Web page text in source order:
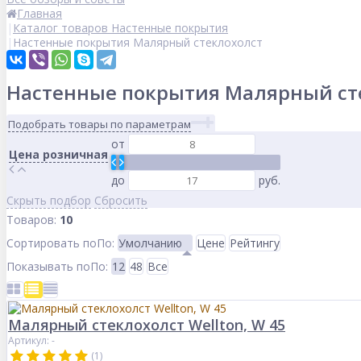
Главная
Каталог товаров Настенные покрытия
Настенные покрытия Малярный стеклохолст
Настенные покрытия Малярный
Подобрать товары по параметрам
Цена розничная
от
до
руб.
Скрыть подбор Сбросить
Товаров: 10
Сортировать поПо: Умолчанию Цене Рейтингу
Показывать поПо: 12 48 Все
Малярный стеклохолст Wellton, W 45
Артикул: -
(1)